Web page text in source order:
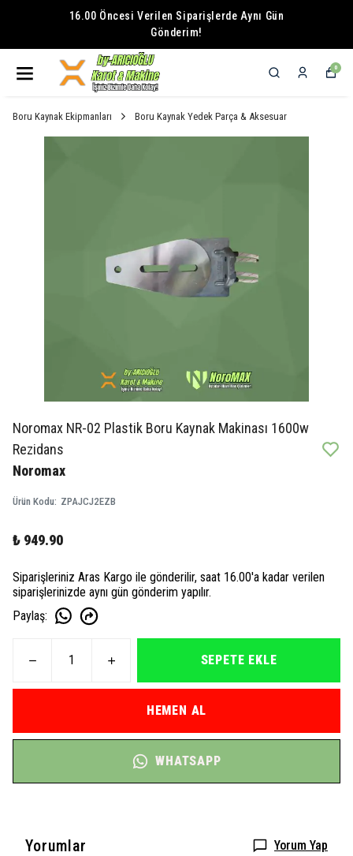
16.00 Öncesi Verilen Siparişlerde Aynı Gün
Gönderim!
0
Boru Kaynak Ekipmanları Boru Kaynak Yedek Parça & Aksesuar
Noromax NR-02 Plastik Boru Kaynak Makinası 1600w
Rezidans
Noromax
Ürün Kodu: ZPAJCJ2EZB
₺ 949.90
Siparişleriniz Aras Kargo ile gönderilir, saat 16.00'a kadar verilen
siparişlerinizde aynı gün gönderim yapılır.
Paylaş:
SEPETE EKLE
HEMEN AL
WHATSAPP
Yorumlar Yorum Yap